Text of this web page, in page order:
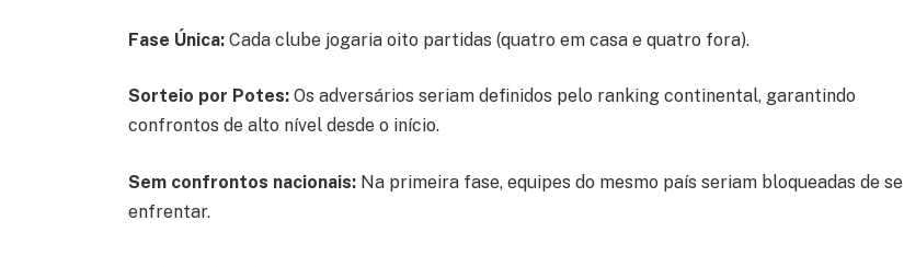
Fase Única: Cada clube jogaria oito partidas (quatro em casa e quatro fora).
Sorteio por Potes: Os adversários seriam definidos pelo ranking continental, garantindo
confrontos de alto nível desde o início.
Sem confrontos nacionais: Na primeira fase, equipes do mesmo país seriam bloqueadas de se
enfrentar.